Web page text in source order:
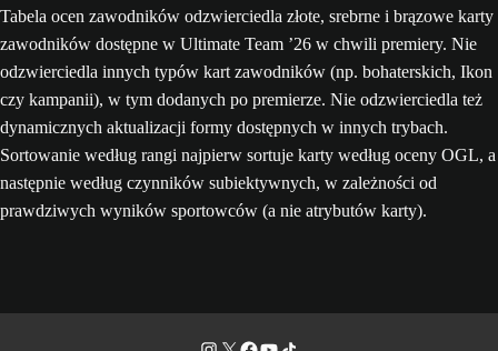
Tabela ocen zawodników odzwierciedla złote, srebrne i brązowe karty
zawodników dostępne w Ultimate Team ’26 w chwili premiery. Nie
odzwierciedla innych typów kart zawodników (np. bohaterskich, Ikon
czy kampanii), w tym dodanych po premierze. Nie odzwierciedla też
dynamicznych aktualizacji formy dostępnych w innych trybach.
Sortowanie według rangi najpierw sortuje karty według oceny OGL, a
następnie według czynników subiektywnych, w zależności od
prawdziwych wyników sportowców (a nie atrybutów karty).